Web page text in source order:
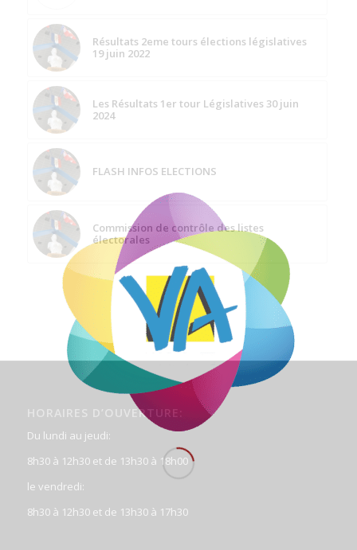
Résultats 2eme tours élections législatives
19 juin 2022
Les Résultats 1er tour Législatives 30 juin
2024
FLASH INFOS ELECTIONS
Commission de contrôle des listes
électorales
HORAIRES D’OUVERTURE:
Du lundi au jeudi:
8h30 à 12h30 et de 13h30 à 18h00
le vendredi:
8h30 à 12h30 et de 13h30 à 17h30